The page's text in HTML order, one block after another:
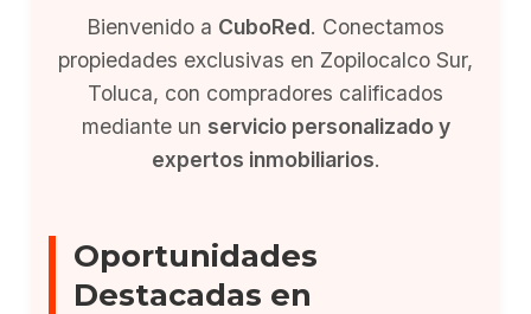
Bienvenido a CuboRed. Conectamos
propiedades exclusivas en Zopilocalco Sur,
Toluca, con compradores calificados
mediante un servicio personalizado y
expertos inmobiliarios.
Oportunidades
Destacadas en